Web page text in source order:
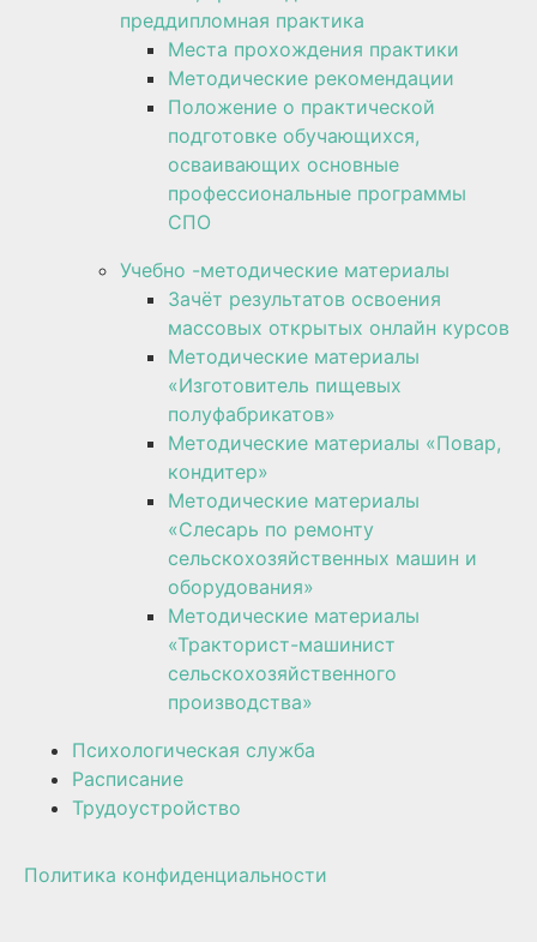
преддипломная практика
Места прохождения практики
Методические рекомендации
Положение о практической
подготовке обучающихся,
осваивающих основные
профессиональные программы
СПО
Учебно -методические материалы
Зачёт результатов освоения
массовых открытых онлайн курсов
Методические материалы
«Изготовитель пищевых
полуфабрикатов»
Методические материалы «Повар,
кондитер»
Методические материалы
«Слесарь по ремонту
сельскохозяйственных машин и
оборудования»
Методические материалы
«Тракторист-машинист
сельскохозяйственного
производства»
Психологическая служба
Расписание
Трудоустройство
Политика конфиденциальности